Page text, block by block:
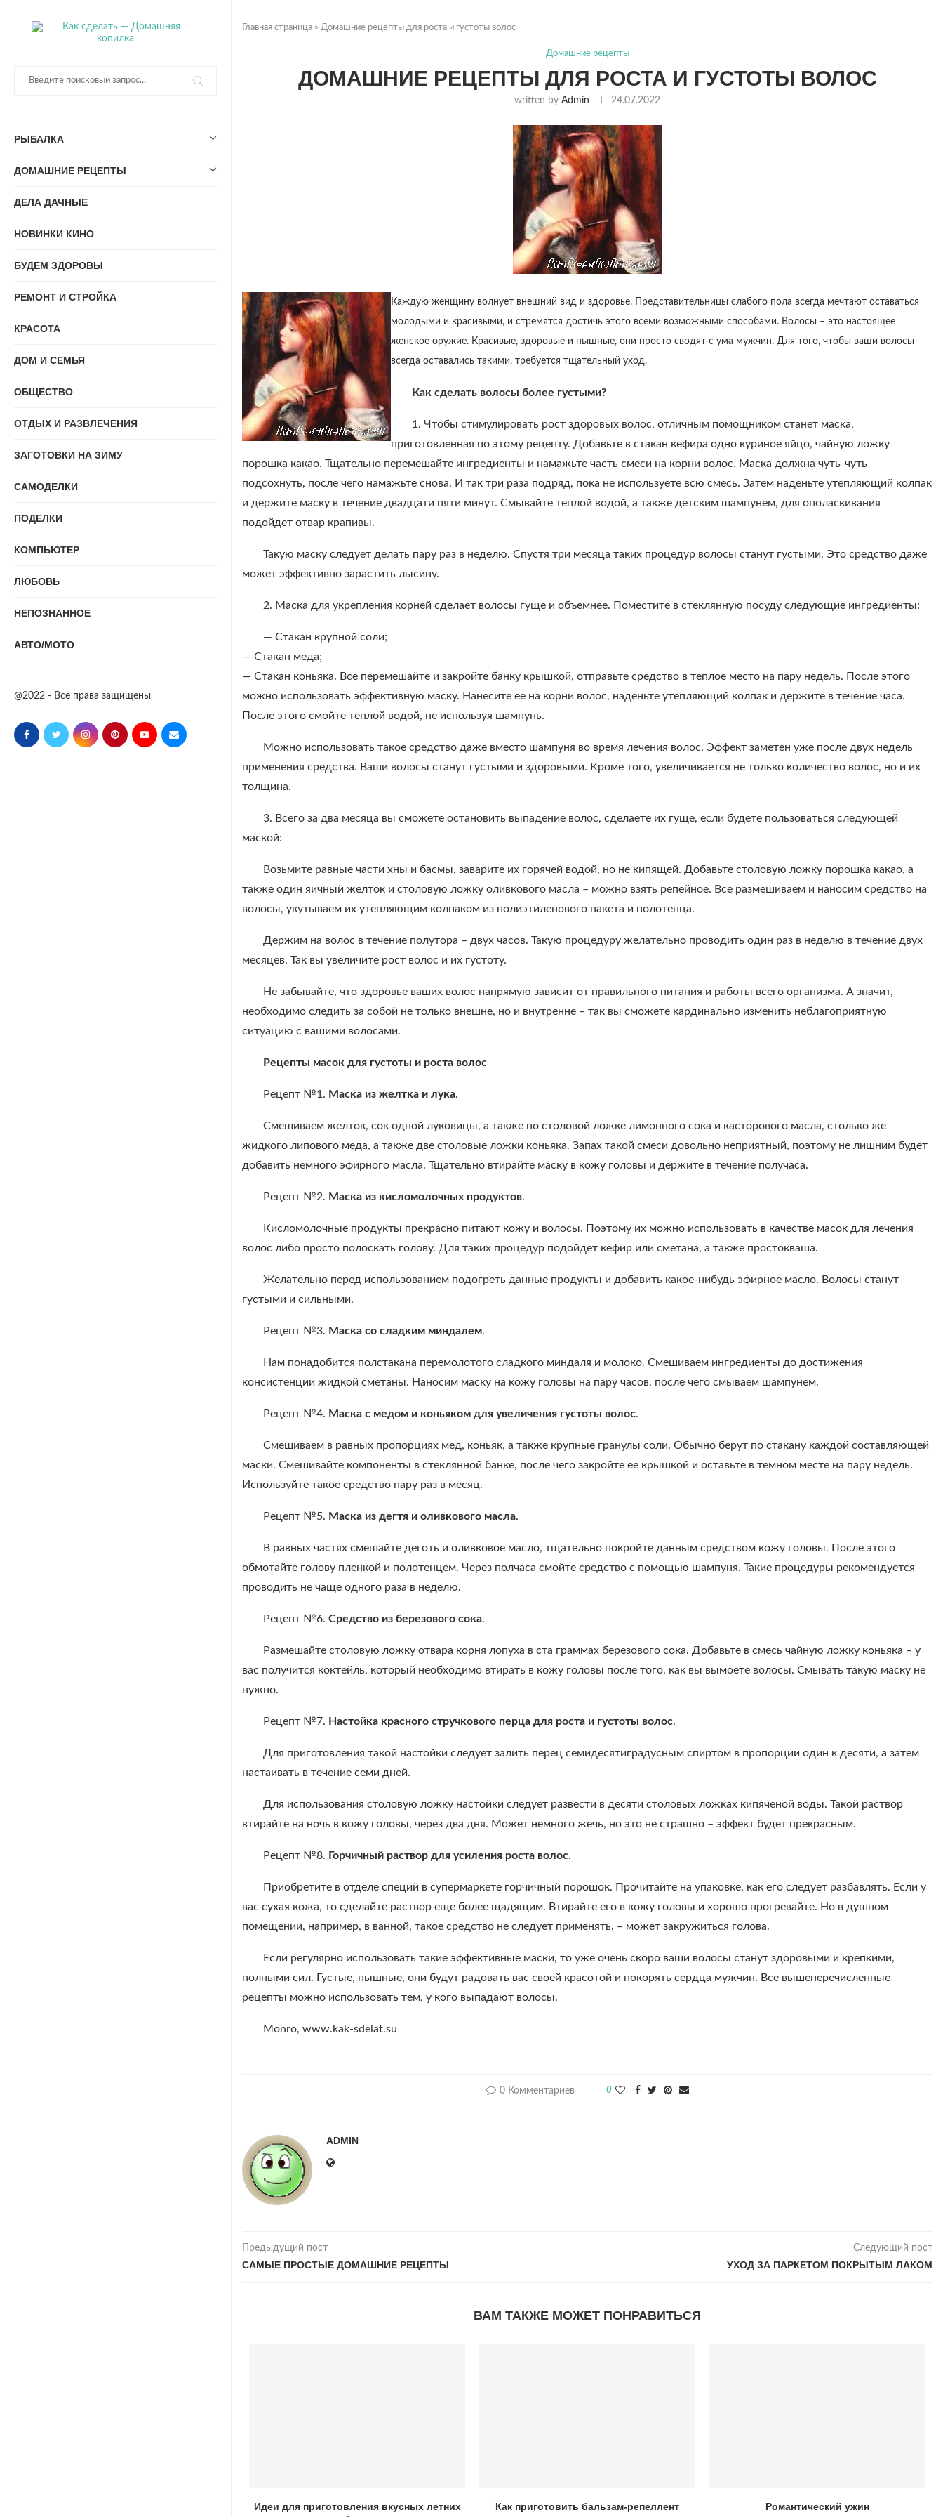
РЫБАЛКА
ДОМАШНИЕ РЕЦЕПТЫ
ДЕЛА ДАЧНЫЕ
НОВИНКИ КИНО
БУДЕМ ЗДОРОВЫ
РЕМОНТ И СТРОЙКА
КРАСОТА
ДОМ И СЕМЬЯ
ОБЩЕСТВО
ОТДЫХ И РАЗВЛЕЧЕНИЯ
ЗАГОТОВКИ НА ЗИМУ
САМОДЕЛКИ
ПОДЕЛКИ
КОМПЬЮТЕР
ЛЮБОВЬ
НЕПОЗНАННОЕ
АВТО/МОТО
@2022 - Все права защищены
Главная страница » Домашние рецепты для роста и густоты волос
Домашние рецепты
ДОМАШНИЕ РЕЦЕПТЫ ДЛЯ РОСТА И ГУСТОТЫ ВОЛОС
written by Admin 24.07.2022
Каждую женщину волнует внешний вид и здоровье. Представительницы слабого пола всегда мечтают оставаться
молодыми и красивыми, и стремятся достичь этого всеми возможными способами. Волосы – это настоящее
женское оружие. Красивые, здоровые и пышные, они просто сводят с ума мужчин. Для того, чтобы ваши волосы
всегда оставались такими, требуется тщательный уход.
Как сделать волосы более густыми?
1. Чтобы стимулировать рост здоровых волос, отличным помощником станет маска,
приготовленная по этому рецепту. Добавьте в стакан кефира одно куриное яйцо, чайную ложку
порошка какао. Тщательно перемешайте ингредиенты и намажьте часть смеси на корни волос. Маска должна чуть-чуть
подсохнуть, после чего намажьте снова. И так три раза подряд, пока не используете всю смесь. Затем наденьте утепляющий колпак
и держите маску в течение двадцати пяти минут. Смывайте теплой водой, а также детским шампунем, для ополаскивания
подойдет отвар крапивы.
Такую маску следует делать пару раз в неделю. Спустя три месяца таких процедур волосы станут густыми. Это средство даже
может эффективно зарастить лысину.
2. Маска для укрепления корней сделает волосы гуще и объемнее. Поместите в стеклянную посуду следующие ингредиенты:
— Стакан крупной соли;
— Стакан меда;
— Стакан коньяка. Все перемешайте и закройте банку крышкой, отправьте средство в теплое место на пару недель. После этого
можно использовать эффективную маску. Нанесите ее на корни волос, наденьте утепляющий колпак и держите в течение часа.
После этого смойте теплой водой, не используя шампунь.
Можно использовать такое средство даже вместо шампуня во время лечения волос. Эффект заметен уже после двух недель
применения средства. Ваши волосы станут густыми и здоровыми. Кроме того, увеличивается не только количество волос, но и их
толщина.
3. Всего за два месяца вы сможете остановить выпадение волос, сделаете их гуще, если будете пользоваться следующей
маской:
Возьмите равные части хны и басмы, заварите их горячей водой, но не кипящей. Добавьте столовую ложку порошка какао, а
также один яичный желток и столовую ложку оливкового масла – можно взять репейное. Все размешиваем и наносим средство на
волосы, укутываем их утепляющим колпаком из полиэтиленового пакета и полотенца.
Держим на волос в течение полутора – двух часов. Такую процедуру желательно проводить один раз в неделю в течение двух
месяцев. Так вы увеличите рост волос и их густоту.
Не забывайте, что здоровье ваших волос напрямую зависит от правильного питания и работы всего организма. А значит,
необходимо следить за собой не только внешне, но и внутренне – так вы сможете кардинально изменить неблагоприятную
ситуацию с вашими волосами.
Рецепты масок для густоты и роста волос
Рецепт №1. Маска из желтка и лука.
Смешиваем желток, сок одной луковицы, а также по столовой ложке лимонного сока и касторового масла, столько же
жидкого липового меда, а также две столовые ложки коньяка. Запах такой смеси довольно неприятный, поэтому не лишним будет
добавить немного эфирного масла. Тщательно втирайте маску в кожу головы и держите в течение получаса.
Рецепт №2. Маска из кисломолочных продуктов.
Кисломолочные продукты прекрасно питают кожу и волосы. Поэтому их можно использовать в качестве масок для лечения
волос либо просто полоскать голову. Для таких процедур подойдет кефир или сметана, а также простокваша.
Желательно перед использованием подогреть данные продукты и добавить какое-нибудь эфирное масло. Волосы станут
густыми и сильными.
Рецепт №3. Маска со сладким миндалем.
Нам понадобится полстакана перемолотого сладкого миндаля и молоко. Смешиваем ингредиенты до достижения
консистенции жидкой сметаны. Наносим маску на кожу головы на пару часов, после чего смываем шампунем.
Рецепт №4. Маска с медом и коньяком для увеличения густоты волос.
Смешиваем в равных пропорциях мед, коньяк, а также крупные гранулы соли. Обычно берут по стакану каждой составляющей
маски. Смешивайте компоненты в стеклянной банке, после чего закройте ее крышкой и оставьте в темном месте на пару недель.
Используйте такое средство пару раз в месяц.
Рецепт №5. Маска из дегтя и оливкового масла.
В равных частях смешайте деготь и оливковое масло, тщательно покройте данным средством кожу головы. После этого
обмотайте голову пленкой и полотенцем. Через полчаса смойте средство с помощью шампуня. Такие процедуры рекомендуется
проводить не чаще одного раза в неделю.
Рецепт №6. Средство из березового сока.
Размешайте столовую ложку отвара корня лопуха в ста граммах березового сока. Добавьте в смесь чайную ложку коньяка – у
вас получится коктейль, который необходимо втирать в кожу головы после того, как вы вымоете волосы. Смывать такую маску не
нужно.
Рецепт №7. Настойка красного стручкового перца для роста и густоты волос.
Для приготовления такой настойки следует залить перец семидесятиградусным спиртом в пропорции один к десяти, а затем
настаивать в течение семи дней.
Для использования столовую ложку настойки следует развести в десяти столовых ложках кипяченой воды. Такой раствор
втирайте на ночь в кожу головы, через два дня. Может немного жечь, но это не страшно – эффект будет прекрасным.
Рецепт №8. Горчичный раствор для усиления роста волос.
Приобретите в отделе специй в супермаркете горчичный порошок. Прочитайте на упаковке, как его следует разбавлять. Если у
вас сухая кожа, то сделайте раствор еще более щадящим. Втирайте его в кожу головы и хорошо прогревайте. Но в душном
помещении, например, в ванной, такое средство не следует применять. – может закружиться голова.
Если регулярно использовать такие эффективные маски, то уже очень скоро ваши волосы станут здоровыми и крепкими,
полными сил. Густые, пышные, они будут радовать вас своей красотой и покорять сердца мужчин. Все вышеперечисленные
рецепты можно использовать тем, у кого выпадают волосы.
Monro, www.kak-sdelat.su
0 Комментариев 0
ADMIN
Предыдущий пост
САМЫЕ ПРОСТЫЕ ДОМАШНИЕ РЕЦЕПТЫ
Следующий пост
УХОД ЗА ПАРКЕТОМ ПОКРЫТЫМ ЛАКОМ
ВАМ ТАКЖЕ МОЖЕТ ПОНРАВИТЬСЯ
Идеи для приготовления вкусных летних
Как приготовить бальзам-репеллент
Романтический ужин